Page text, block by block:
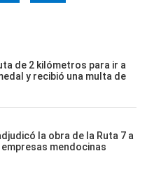
de 2 kilómetros para ir a
y recibió una multa de
la obra de la Ruta 7 a
mendocinas